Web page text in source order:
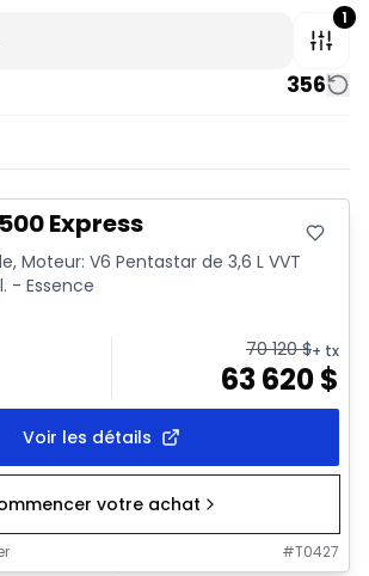
1
356
Express
Moteur: V6 Pentastar de 3,6 L VVT
- Essence
70 120$+ tx
63 620$
Voir les détails
votre achat
#T0427